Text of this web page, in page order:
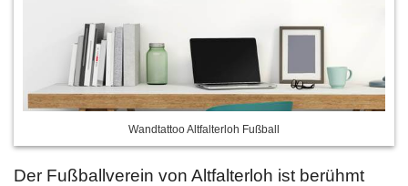
Wandtattoo Altfalterloh Fußball
Der Fußballverein von Altfalterloh ist berühmt